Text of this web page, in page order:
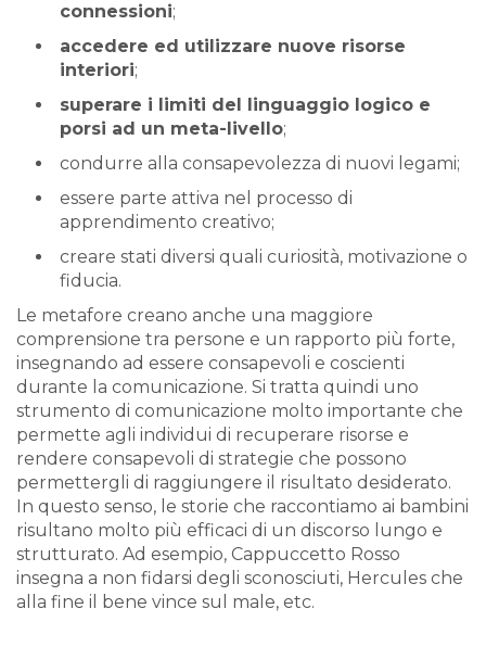
connessioni;
accedere ed utilizzare nuove risorse
interiori;
superare i limiti del linguaggio logico e
porsi ad un meta-livello;
condurre alla consapevolezza di nuovi legami;
essere parte attiva nel processo di
apprendimento creativo;
creare stati diversi quali curiosità, motivazione o
fiducia.
Le metafore creano anche una maggiore
comprensione tra persone e un rapporto più forte,
insegnando ad essere consapevoli e coscienti
durante la comunicazione. Si tratta quindi uno
strumento di comunicazione molto importante che
permette agli individui di recuperare risorse e
rendere consapevoli di strategie che possono
permettergli di raggiungere il risultato desiderato.
In questo senso, le storie che raccontiamo ai bambini
risultano molto più efficaci di un discorso lungo e
strutturato. Ad esempio, Cappuccetto Rosso
insegna a non fidarsi degli sconosciuti, Hercules che
alla fine il bene vince sul male, etc.